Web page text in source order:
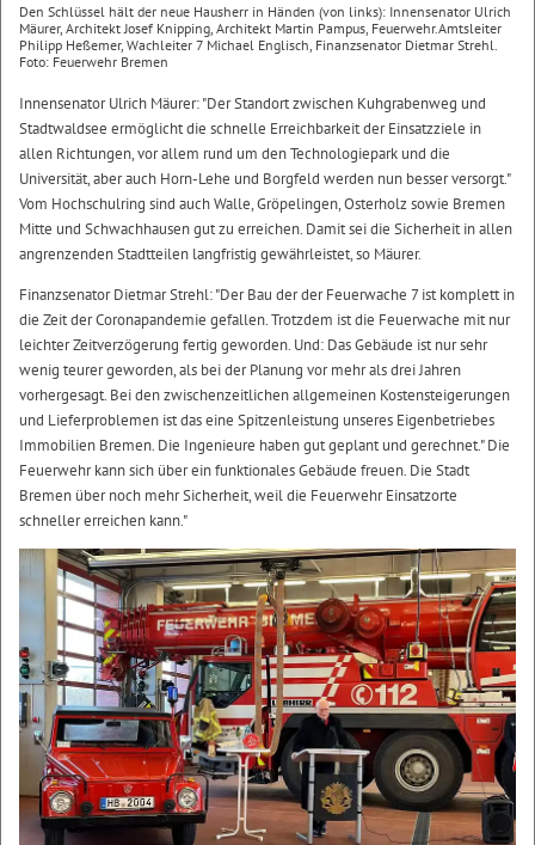
Den Schlüssel hält der neue Hausherr in Händen (von links): Innensenator Ulrich
Mäurer, Architekt Josef Knipping, Architekt Martin Pampus, Feuerwehr.Amtsleiter
Philipp Heßemer, Wachleiter 7 Michael Englisch, Finanzsenator Dietmar Strehl.
Foto: Feuerwehr Bremen
Innensenator Ulrich Mäurer: "Der Standort zwischen Kuhgrabenweg und
Stadtwaldsee ermöglicht die schnelle Erreichbarkeit der Einsatzziele in
allen Richtungen, vor allem rund um den Technologiepark und die
Universität, aber auch Horn-Lehe und Borgfeld werden nun besser versorgt."
Vom Hochschulring sind auch Walle, Gröpelingen, Osterholz sowie Bremen
Mitte und Schwachhausen gut zu erreichen. Damit sei die Sicherheit in allen
angrenzenden Stadtteilen langfristig gewährleistet, so Mäurer.
Finanzsenator Dietmar Strehl: "Der Bau der der Feuerwache 7 ist komplett in
die Zeit der Coronapandemie gefallen. Trotzdem ist die Feuerwache mit nur
leichter Zeitverzögerung fertig geworden. Und: Das Gebäude ist nur sehr
wenig teurer geworden, als bei der Planung vor mehr als drei Jahren
vorhergesagt. Bei den zwischenzeitlichen allgemeinen Kostensteigerungen
und Lieferproblemen ist das eine Spitzenleistung unseres Eigenbetriebes
Immobilien Bremen. Die Ingenieure haben gut geplant und gerechnet." Die
Feuerwehr kann sich über ein funktionales Gebäude freuen. Die Stadt
Bremen über noch mehr Sicherheit, weil die Feuerwehr Einsatzorte
schneller erreichen kann."